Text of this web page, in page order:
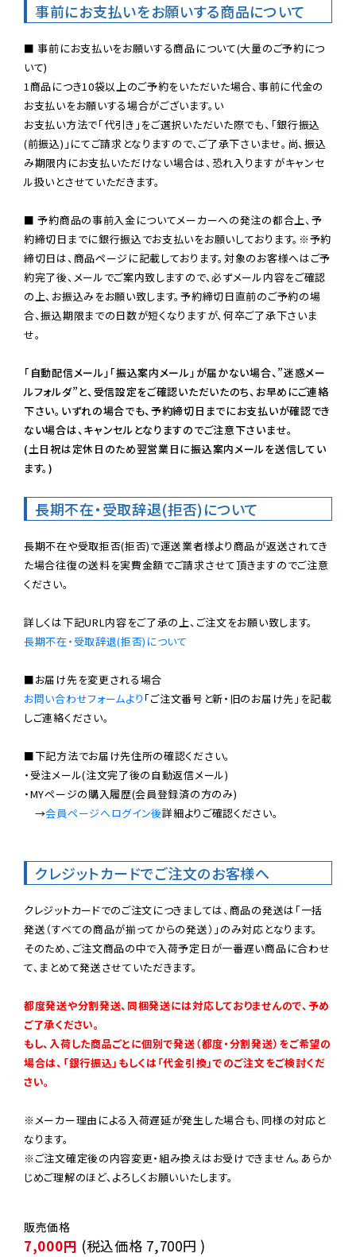
事前にお支払いをお願いする商品について
■ 事前にお支払いをお願いする商品について(大量のご予約につ
いて)
1商品につき10袋以上のご予約をいただいた場合、事前に代金の
お支払いをお願いする場合がございます。い
お支払い方法で「代引き」をご選択いただいた際でも、「銀行振込
(前振込)」にてご請求となりますので、ご了承下さいませ。尚、振込
み期限内にお支払いただけない場合は、恐れ入りますがキャンセ
ル扱いとさせていただきます。
■ 予約商品の事前入金についてメーカーへの発注の都合上、予
約締切日までに銀行振込でお支払いをお願いしております。※予約
締切日は、商品ページに記載しております。対象のお客様へはご予
約完了後、メールでご案内致しますので、必ずメール内容をご確認
の上、お振込みをお願い致します。予約締切日直前のご予約の場
合、振込期限までの日数が短くなりますが、何卒ご了承下さいま
せ。
「自動配信メール」「振込案内メール」が届かない場合、”迷惑メー
ルフォルダ”と、受信設定をご確認いただいたのち、お早めにご連絡
下さい。いずれの場合でも、予約締切日までにお支払いが確認でき
ない場合は、キャンセルとなりますのでご注意下さいませ。
(土日祝は定休日のため翌営業日に振込案内メールを送信してい
ます。)
長期不在・受取辞退(拒否)について
長期不在や受取拒否(拒否)で運送業者様より商品が返送されてき
た場合往復の送料を実費金額でご請求させて頂きますのでご注意
ください。
長期不在・受取辞退(拒否)について
お問い合わせフォームより 「ご注文番号と新・旧のお届け先」を記載
しご連絡ください。
■下記方法でお届け先住所の確認ください。
・受注メール(注文完了後の自動返信メール)
・MYページの購入履歴(会員登録済の方のみ)
→会員ページへログイン後詳細よりご確認ください。
クレジットカードでご注文のお客様へ
クレジットカードでのご注文につきましては、商品の発送は「一括
発送（すべての商品が揃ってからの発送）」のみ対応となります。
そのため、ご注文商品の中で入荷予定日が一番遅い商品に合わせ
て、まとめて発送させていただきます。
都度発送や分割発送、同梱発送には対応しておりませんので、予め
ご了承ください。
もし、入荷した商品ごとに個別で発送（都度・分割発送）をご希望の
場合は、「銀行振込」もしくは「代金引換」でのご注文をご検討くだ
さい。
※メーカー理由による入荷遅延が発生した場合も、同様の対応と
なります。
※ご注文確定後の内容変更・組み換えはお受けできません。あらか
じめご理解のほど、よろしくお願いいたします。
7,000円 (税込価格 7,700円 )